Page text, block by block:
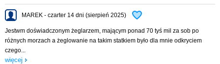
bezpieczeństwa.
Serwis na szlaku w razie awarii!
Dane techniczne:
Długość – 8,20m
MAREK - czarter 14 dni (sierpień 2025)
Jestwm doświadczonym żeglarzem, mającym ponad 70 tyś mil za sob po
różnych morzach a żeglowanie na takim statkiem było dla mnie odkryciem
czego...
więcej